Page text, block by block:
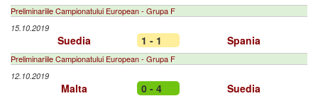
Preliminariile Campionatului European - Grupa F
15.10.2019
Suedia 1 - 1 Spania
Preliminariile Campionatului European - Grupa F
12.10.2019
Malta 0 - 4 Suedia